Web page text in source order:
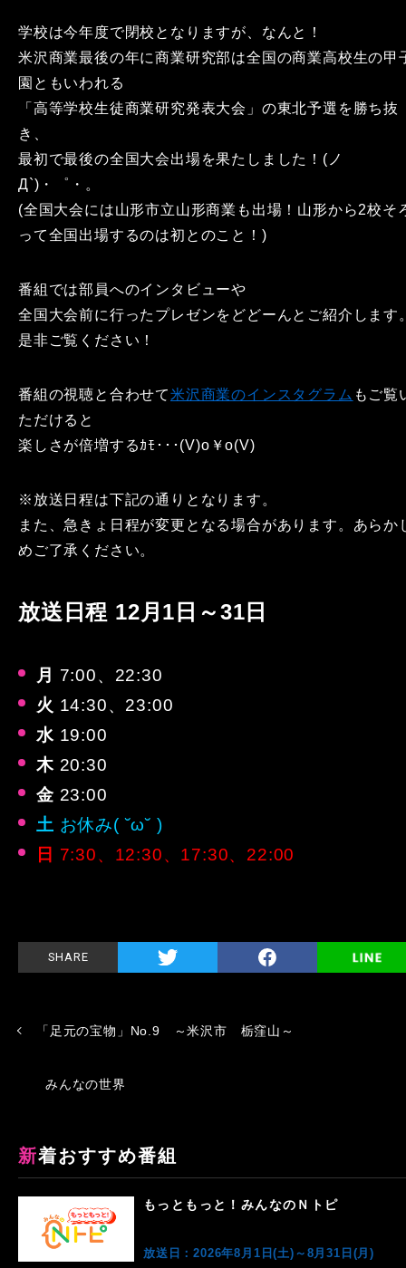
学校は今年度で閉校となりますが、なんと！
米沢商業最後の年に商業研究部は全国の商業高校生の甲
園ともいわれる
「高等学校生徒商業研究発表大会」の東北予選を勝ち抜
き、
最初で最後の全国大会出場を果たしました！(ノ
Д`)・゜・。
(全国大会には山形市立山形商業も出場！山形から2校そ
って全国出場するのは初とのこと！)
番組では部員へのインタビューや
全国大会前に行ったプレゼンをどどーんとご紹介します
是非ご覧ください！
番組の視聴と合わせて米沢商業のインスタグラム もご覧
ただけると
楽しさが倍増するｶﾓ･･･(V)o￥o(V)
※放送日程は下記の通りとなります。
また、急きょ日程が変更となる場合があります。あらか
めご了承ください。
放送日程 12月1日～31日
月
7:00、22:30
火 14:30、23:00
水19:00
木20:30
金 23:00
土 お休み( ˘ω˘ )
日 7:30、12:30、17:30、22:00
SHARE
「足元の宝物」No.9 ～米沢市 栃窪山～
みんなの世界
新着おすすめ番組
もっともっと！みんなのＮトピ
放送日：2026年8月1日(土)～8月31日(月)